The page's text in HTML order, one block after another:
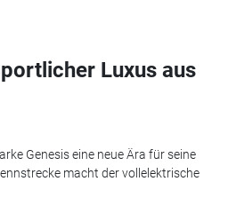
Luxus aus
Genesis eine neue Ära für seine
macht der vollelektrische